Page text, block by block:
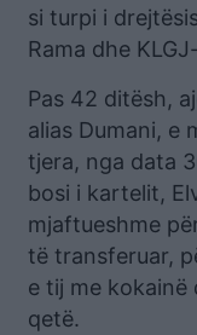
si turpi i
Rama dhe
Pas 42 ditësh,
alias Dumani, e
tjera, nga data
bosi i kartelit,
mjaftueshme
të transferuar,
e tij me
qetë.